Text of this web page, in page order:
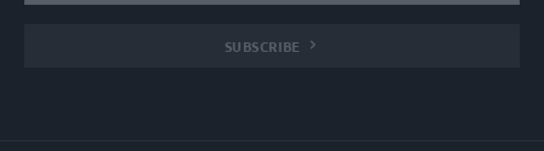
SUBSCRIBE